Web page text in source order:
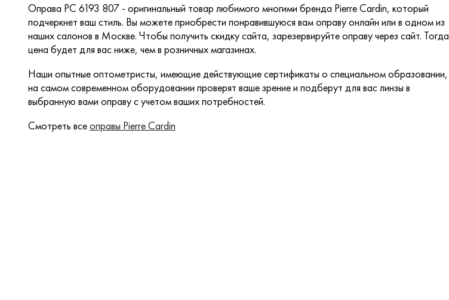
Оправа PC 6193 807 - оригинальный товар любимого многими бренда Pierre Cardin, который
подчеркнет ваш стиль. Вы можете приобрести понравившуюся вам оправу онлайн или в одном из
наших салонов в Москве. Чтобы получить скидку сайта, зарезервируйте оправу через сайт. Тогда
цена будет для вас ниже, чем в розничных магазинах.
Наши опытные оптометристы, имеющие действующие сертификаты о специальном образовании,
на самом современном оборудовании проверят ваше зрение и подберут для вас линзы в
выбранную вами оправу с учетом ваших потребностей.
Смотреть всеоправы Pierre Cardin